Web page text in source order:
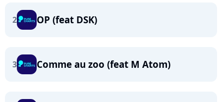
2 OP (feat DSK)
3 Comme au zoo (feat M Atom)